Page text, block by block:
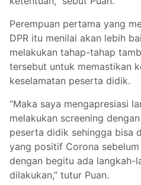
Perempuan pertama yang
DPR itu menilai akan lebih
melakukan tahap-tahap
tersebut untuk memastikan
keselamatan peserta didik.
“Maka saya mengapresiasi
melakukan screening
peserta didik sehingga bisa
yang positif Corona
dengan begitu ada langkah-
dilakukan,” tutur Puan.